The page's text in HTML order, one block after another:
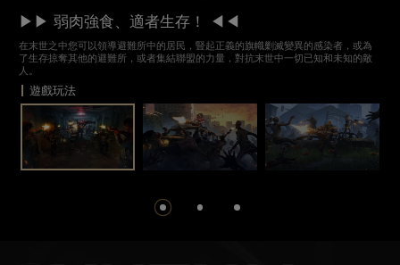
▶▶ 弱肉強食、適者生存！ ◀◀
在末世之中您可以領導避難所中的居民，豎起正義的旗幟剿滅變異的感染者，或為
了生存掠奪其他的避難所，或者集結聯盟的力量，對抗末世中一切已知和未知的敵
人。
遊戲玩法